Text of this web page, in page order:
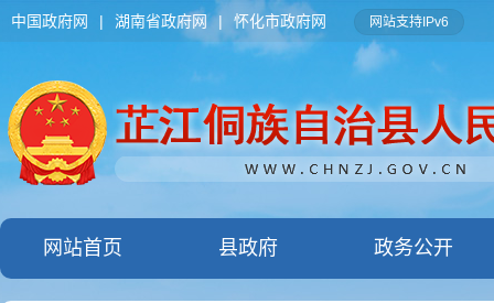
中国政府网 | 湖南省政府网 | 怀化市政府网 网站支持IPv6
网站首页 县政府 政务公开